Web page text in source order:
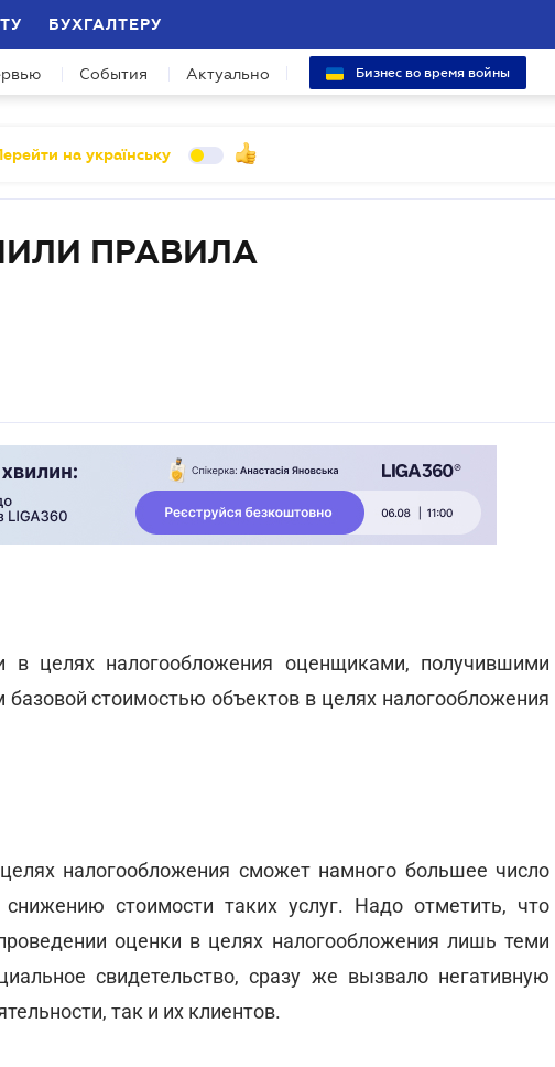
БУХГАЛТЕРУ
События Актуально Бизнес во время войны
на українську
ПРАВИЛА
в целях налогообложения оценщиками, получившими
стоимостью объектов в целях налогообложения
налогообложения сможет намного большее число
стоимости таких услуг. Надо отметить, что
оценки в целях налогообложения лишь теми
свидетельство, сразу же вызвало негативную
так и их клиентов.